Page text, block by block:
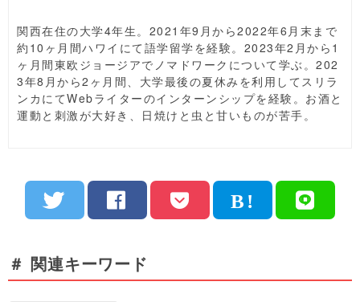
関西在住の大学4年生。2021年9月から2022年6月末まで
約10ヶ月間ハワイにて語学留学を経験。2023年2月から1
ヶ月間東欧ジョージアでノマドワークについて学ぶ。202
3年8月から2ヶ月間、大学最後の夏休みを利用してスリラ
ンカにてWebライターのインターンシップを経験。お酒と
運動と刺激が大好き、日焼けと虫と甘いものが苦手。
＃ 関連キーワード